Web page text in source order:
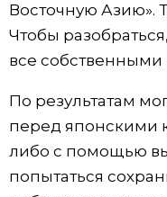
Восточную Азию».
Чтобы
все собственными
По результатам
перед японскими
либо с помощью
попытаться